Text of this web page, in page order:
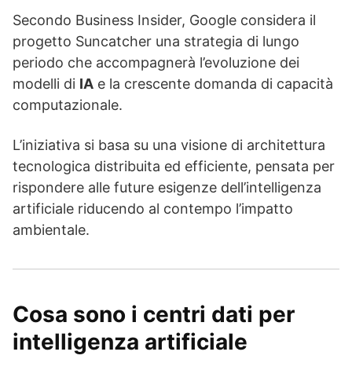
Secondo Business Insider, Google considera il
progetto Suncatcher una strategia di lungo
periodo che accompagnerà l’evoluzione dei
modelli di IA e la crescente domanda di capacità
computazionale.
L’iniziativa si basa su una visione di architettura
tecnologica distribuita ed efficiente, pensata per
rispondere alle future esigenze dell’intelligenza
artificiale riducendo al contempo l’impatto
ambientale.
Cosa sono i centri dati per
intelligenza artificiale